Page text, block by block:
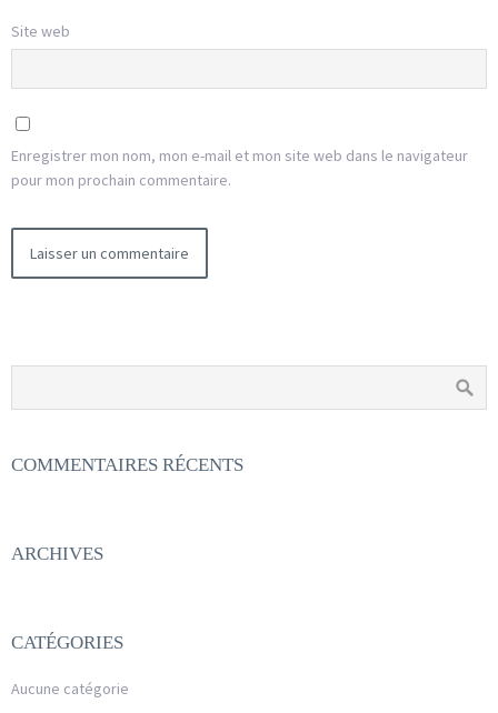
Site web
Enregistrer mon nom, mon e-mail et mon site web dans le navigateur
pour mon prochain commentaire.
COMMENTAIRES RÉCENTS
ARCHIVES
CATÉGORIES
Aucune catégorie